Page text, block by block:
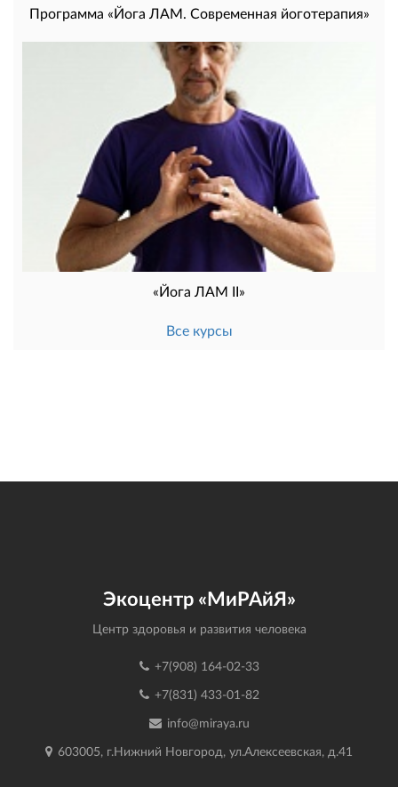
Программа «Йога ЛАМ. Современная йоготерапия»
«Йога ЛАМ II»
Все курсы
Экоцентр «МиРАйЯ»
Центр здоровья и развития человека
+7(908) 164-02-33
+7(831) 433-01-82
info@miraya.ru
603005, г.Нижний Новгород, ул.Алексеевская, д.41